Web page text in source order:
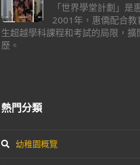
「世界學堂計劃」
2001年，惠僑配合
生超越學科課程和考試的局限，
歷。
熱門分類
幼稚園概覽